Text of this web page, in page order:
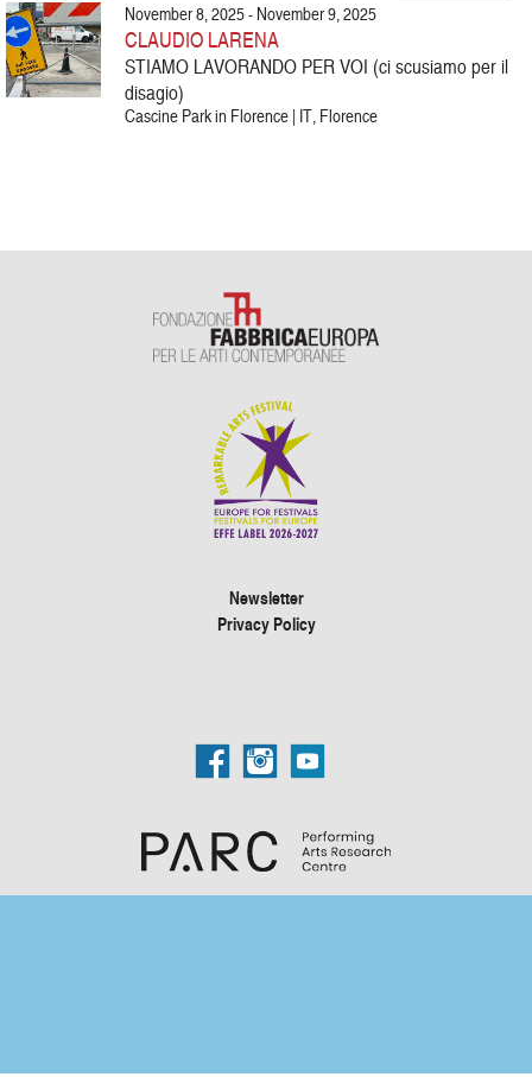
November 8, 2025 - November 9, 2025
CLAUDIO LARENA
STIAMO LAVORANDO PER VOI (ci scusiamo per il
disagio)
Cascine Park in Florence | IT, Florence
Newsletter
Privacy Policy